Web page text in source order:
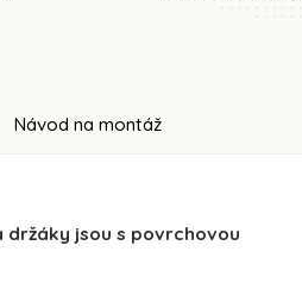
Návod na montáž
držáky jsou s povrchovou